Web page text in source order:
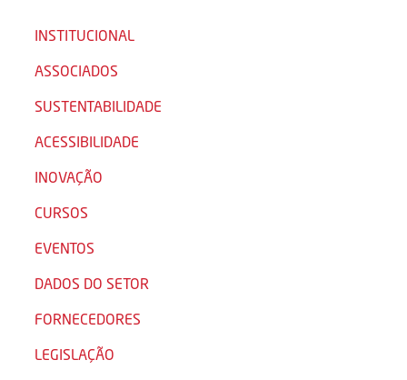
INSTITUCIONAL
ASSOCIADOS
SUSTENTABILIDADE
ACESSIBILIDADE
INOVAÇÃO
CURSOS
EVENTOS
DADOS DO SETOR
FORNECEDORES
LEGISLAÇÃO